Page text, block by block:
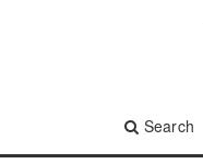
Search